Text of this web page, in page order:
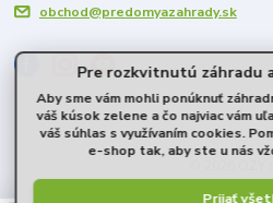
obchod@predomyazahrady.sk
Pre rozkvitnutú záhradu
Aby sme vám mohli ponúknuť
váš kúsok zelene a čo najviac vám
váš súhlas s využívaním cookies.
e-shop tak, aby ste u nás
Prijať